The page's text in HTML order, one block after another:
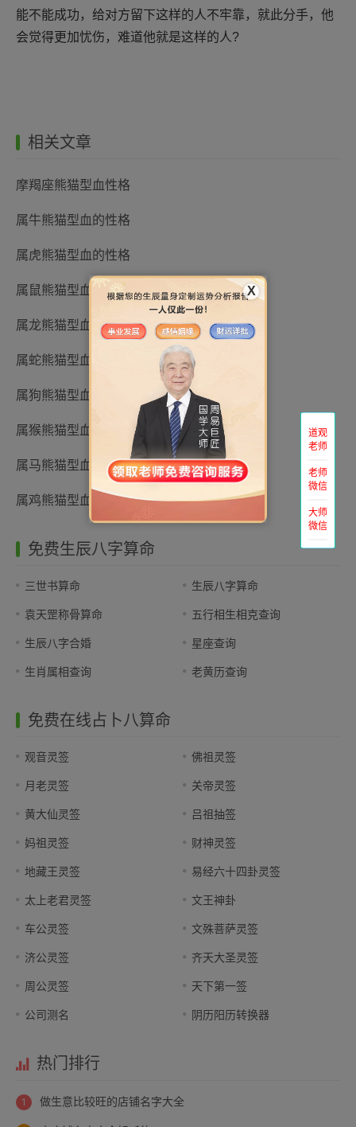
能不能成功，给对方留下这样的人不牢靠，就此分手，他
会觉得更加忧伤，难道他就是这样的人?
相关文章
摩羯座熊猫型血性格
属牛熊猫型血的性格
属虎熊猫型血的性格
属鼠熊猫型血的性格
属龙熊猫型血的性格
属蛇熊猫型血的性格
属狗熊猫型血人的性格
属猴熊猫型血的性格特点分析
属马熊猫型血的性格特点分析
属鸡熊猫型血人的性格分析
免费生辰八字算命
三世书算命 生辰八字算命
袁天罡称骨算命 五行相生相克查询
生辰八字合婚 星座查询
生肖属相查询 老黄历查询
免费在线占卜八算命
观音灵签 佛祖灵签
月老灵签 关帝灵签
黄大仙灵签 吕祖抽签
妈祖灵签 财神灵签
地藏王灵签 易经六十四卦灵签
太上老君灵签 文王神卦
车公灵签 文殊菩萨灵签
济公灵签 齐天大圣灵签
周公灵签 天下第一签
公司测名 阴历阳历转换器
热门排行
做生意比较旺的店铺名字大全
道观
老师
老师
微信
大师
微信
X